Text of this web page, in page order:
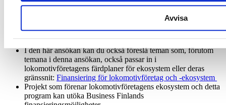
Avvisa
senare.
Forskningsfinansieringen som beviljas på grundval av denna
ansökan uppskattas till cirka 4 miljoner euro.
Forskningsprojekt konkurrerar om finansieringen med
forskningsprojekt från andra program.
I den här ansökan kan du också föreslå teman som, förutom
temana i denna ansökan, också passar in i
lokomotivföretagens färdplaner för ekosystem eller deras
gränssnit: Finansiering för lokomotivföretag och -ekosystem
Projekt som förenar lokomotivföretagens ekosystem och detta
program kan utöka Business Finlands